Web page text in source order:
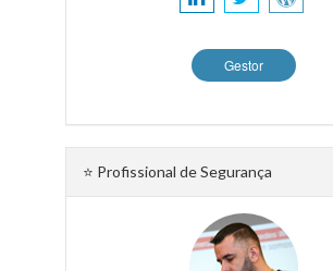
Gestor
⭐ Profissional de Segurança